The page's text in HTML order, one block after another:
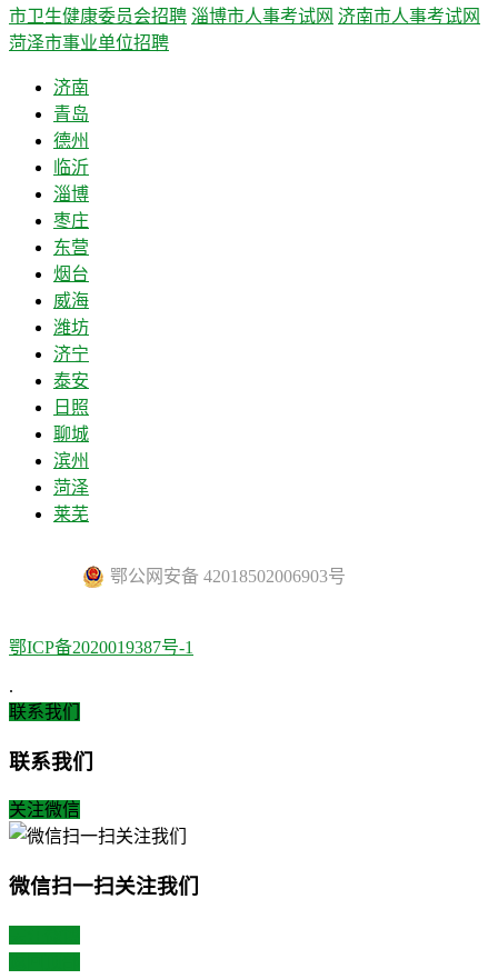
市卫生健康委员会招聘 淄博市人事考试网 济南市人事考试网
菏泽市事业单位招聘
济南
青岛
德州
临沂
淄博
枣庄
东营
烟台
威海
潍坊
济宁
泰安
日照
聊城
滨州
菏泽
莱芜
鄂公网安备 42018502006903号
鄂ICP备2020019387号-1
.
联系我们
联系我们
关注微信
微信扫一扫关注我们